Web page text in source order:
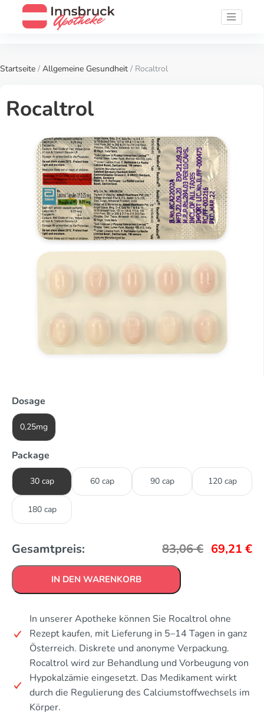
Startseite / Allgemeine Gesundheit / Rocaltrol
Rocaltrol
Dosage
0,25mg
Package
30 cap 60 cap 90 cap 120 cap
180 cap
Gesamtpreis: 83,06€ 69,21 €
IN DEN WARENKORB
In unserer Apotheke können Sie Rocaltrol ohne
Rezept kaufen, mit Lieferung in 5–14 Tagen in ganz
Österreich. Diskrete und anonyme Verpackung.
Rocaltrol wird zur Behandlung und Vorbeugung von
Hypokalzämie eingesetzt. Das Medikament wirkt
durch die Regulierung des Calciumstoffwechsels im
Körper.